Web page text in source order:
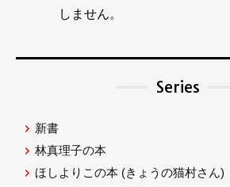
しません。
Series
新書
林真理子の本
ほしよりこの本 (きょうの猫村さん)